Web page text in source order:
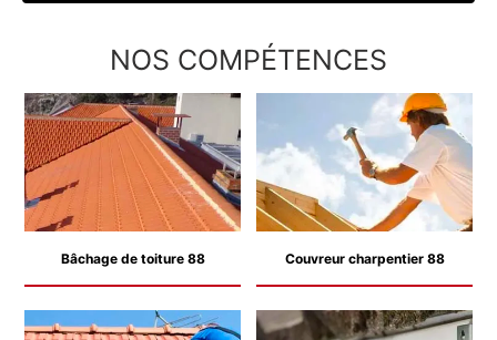
NOS COMPÉTENCES
Bâchage de toiture 88 Couvreur charpentier 88